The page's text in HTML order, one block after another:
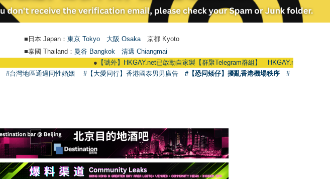
■日本 Japan： 東京 Tokyo 大阪 Osaka 京都 Kyoto
■泰國 Thailand： 曼谷 Bangkok
清邁 Chiangmai
【號外】HKGAY.net已啟動自家製【群聚Telegram群組】 HKGAY.net has
#台灣地區通過同性婚姻 #【大愛同行】香港國泰男男廣告 #【恐同矮仔】擾亂香港機場秩序
#